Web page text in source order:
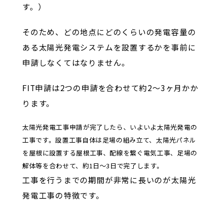
す。）
そのため、どの地点にどのくらいの発電容量の
ある太陽光発電システムを設置するかを事前に
申請しなくてはなりません。
FIT申請は2つの申請を合わせて約2～3ヶ月かか
ります。
太陽光発電工事申請が完了したら、いよいよ太陽光発電の
工事です。設置工事自体は足場の組み立て、太陽光パネル
を屋根に設置する屋根工事、配線を繋ぐ電気工事、足場の
解体等を合わせて、約1日〜3日で完了します。
工事を行うまでの期間が非常に長いのが太陽光
発電工事の特徴です。